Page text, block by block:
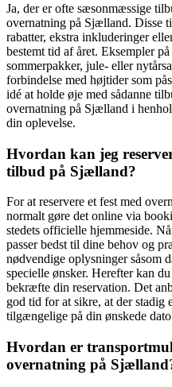
Ja, der er ofte sæsonmæssige
overnatning på Sjælland. Disse
rabatter, ekstra inkluderinger
bestemt tid af året. Eksempler
sommerpakker, jule- eller
forbindelse med højtider som
idé at holde øje med sådanne
overnatning på Sjælland i
din oplevelse.
Hvordan kan jeg
tilbud på Sjælland?
For at reservere et fest med
normalt gøre det online via
stedets officielle hjemmeside.
passer bedst til dine behov og
nødvendige oplysninger såsom
specielle ønsker. Herefter kan
bekræfte din reservation. Det
god tid for at sikre, at der stadig
tilgængelige på din ønskede
Hvordan er
overnatning på